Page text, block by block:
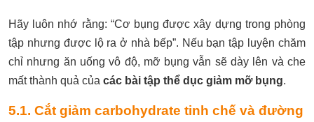
Hãy luôn nhớ rằng: “Cơ bụng được xây dựng trong phòng
tập nhưng được lộ ra ở nhà bếp”. Nếu bạn tập luyện chăm
chỉ nhưng ăn uống vô độ, mỡ bụng vẫn sẽ dày lên và che
mất thành quả của các bài tập thể dục giảm mỡ bụng.
5.1. Cắt giảm carbohydrate tinh chế và đường